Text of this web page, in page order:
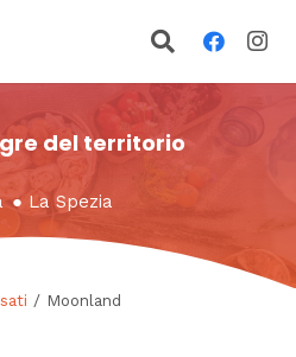
del territorio
● La Spezia
/ Moonland